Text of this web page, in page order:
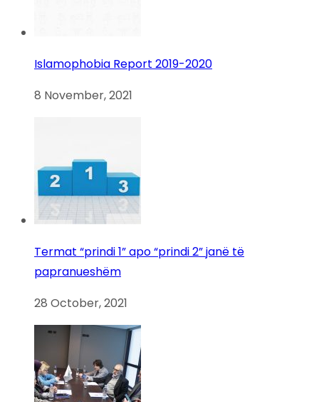
Islamophobia Report 2019-2020
8 November, 2021
Termat “prindi 1” apo “prindi 2” janë të
papranueshëm
28 October, 2021